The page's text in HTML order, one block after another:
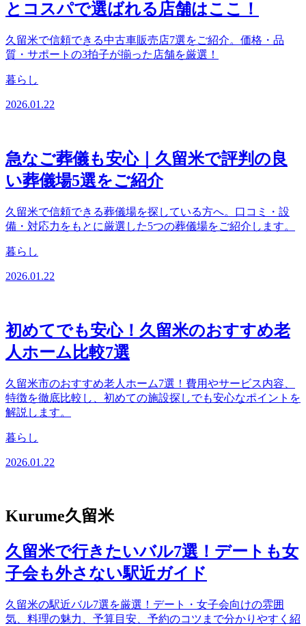
とコスパで選ばれる店舗はここ！
久留米で信頼できる中古車販売店7選をご紹介。価格・品
質・サポートの3拍子が揃った店舗を厳選！
暮らし
2026.01.22
急なご葬儀も安心｜久留米で評判の良
い葬儀場5選をご紹介
久留米で信頼できる葬儀場を探している方へ。口コミ・設
備・対応力をもとに厳選した5つの葬儀場をご紹介します。
暮らし
2026.01.22
初めてでも安心！久留米のおすすめ老
人ホーム比較7選
久留米市のおすすめ老人ホーム7選！費用やサービス内容、
特徴を徹底比較し、初めての施設探しでも安心なポイントを
解説します。
暮らし
2026.01.22
Kurume久留米
久留米で行きたいバル7選！デートも女
子会も外さない駅近ガイド
久留米の駅近バル7選を厳選！デート・女子会向けの雰囲
気、料理の魅力、予算目安、予約のコツまで分かりやすく紹